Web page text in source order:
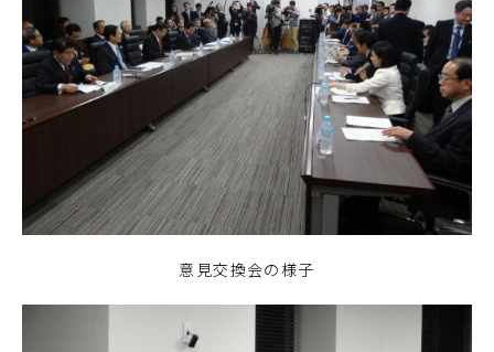
意見交換会の様子